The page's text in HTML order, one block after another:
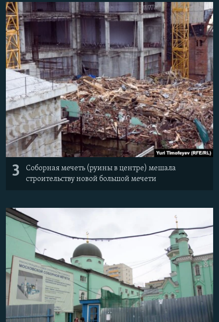
3
Соборная мечеть (руины в центре) мешала
строительству новой большой мечети